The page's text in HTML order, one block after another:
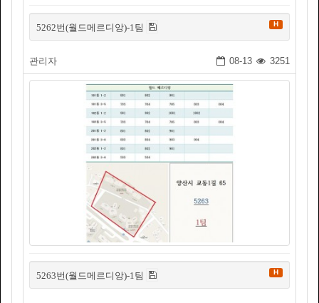
5262번(월드메르디앙)-1팀 H
관리자 08-13 3251
5263번(월드메르디앙)-1팀 H